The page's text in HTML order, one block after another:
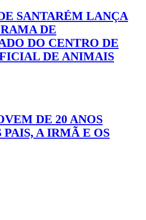
SANTARÉM LANÇA
DE
DO CENTRO DE
DE ANIMAIS
DE 20 ANOS
PAIS, A IRMÃ E OS